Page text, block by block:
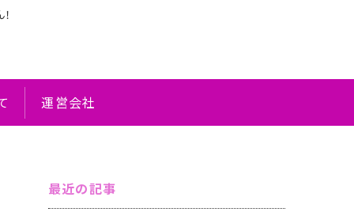
運営会社
最近の記事